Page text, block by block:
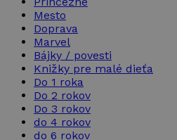
Mesto
Doprava
Marvel
Bájky / povesti
Knižky pre malé dieťa
Do 1 roka
Do 2 rokov
Do 3 rokov
do 4 rokov
do 6 rokov